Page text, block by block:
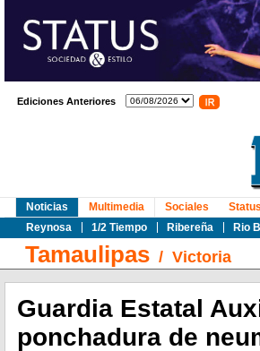
Ediciones Anteriores
Noticias
Reynosa
1/2 Tiempo Ribereña Rio
Multimedia Sociales Status
Tamaulipas / Victoria
Guardia Estatal
ponchadura de